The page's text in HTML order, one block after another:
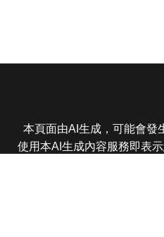
本頁面由AI生成，可能會發
使用本AI生成內容服務即表